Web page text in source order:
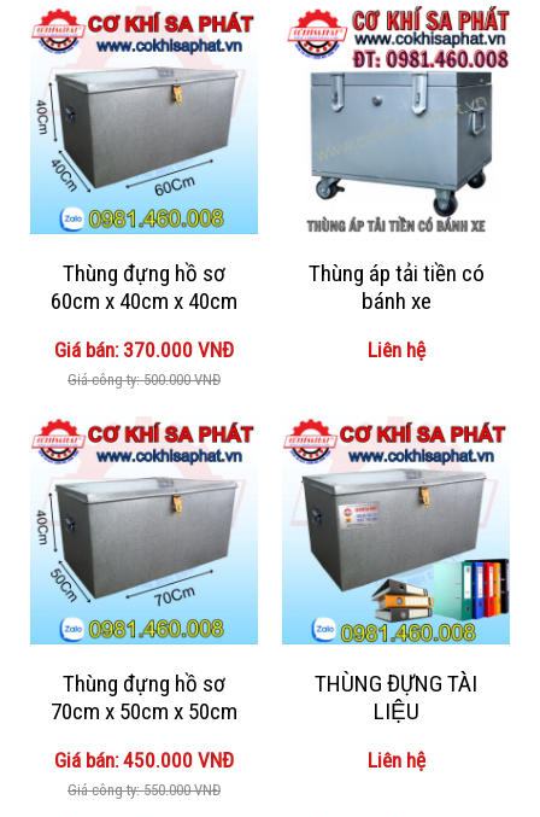
Thùng đựng hồ sơ
60cm x 40cm x 40cm
Giá bán: 370.000 VNĐ
Giá công ty: 500.000 VNĐ
Thùng áp tải tiền có
bánh xe
Liên hệ
Thùng đựng hồ sơ
70cm x 50cm x 50cm
Giá bán: 450.000 VNĐ
Giá công ty: 550.000 VNĐ
THÙNG ĐỰNG TÀI
LIỆU
Liên hệ